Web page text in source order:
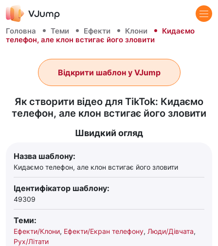
Головна Теми Ефекти Клони
Кидаємо
телефон, але клон встигає його зловити
Як створити відео для TikTok: Кидаємо
телефон, але клон встигає його зловити
Відкрити шаблон у VJump
Швидкий огляд
Назва шаблону:
Кидаємо телефон, але клон встигає його зловити
Ідентифікатор шаблону:
49309
Теми:
Ефекти/Клони, Ефекти/Екран телефону, Люди/Дівчата,
Рух/Літати